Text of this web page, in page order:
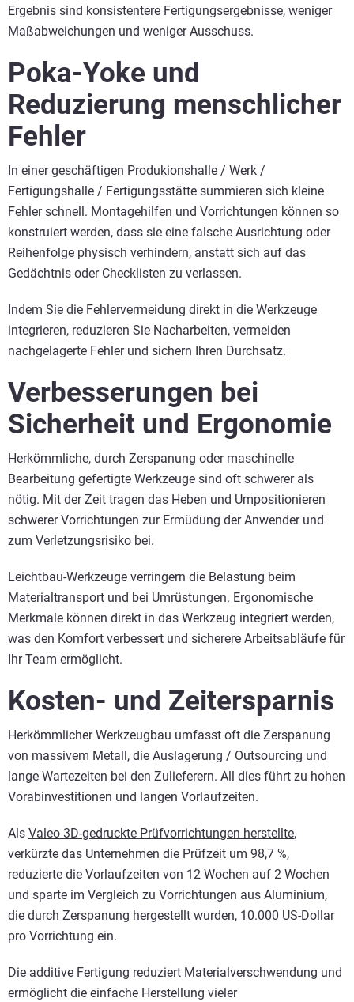
Ergebnis sind konsistentere Fertigungsergebnisse, weniger
Maßabweichungen und weniger Ausschuss.
Poka-Yoke und
Reduzierung menschlicher
Fehler
In einer geschäftigen Produkionshalle / Werk /
Fertigungshalle / Fertigungsstätte summieren sich kleine
Fehler schnell. Montagehilfen und Vorrichtungen können so
konstruiert werden, dass sie eine falsche Ausrichtung oder
Reihenfolge physisch verhindern, anstatt sich auf das
Gedächtnis oder Checklisten zu verlassen.
Indem Sie die Fehlervermeidung direkt in die Werkzeuge
integrieren, reduzieren Sie Nacharbeiten, vermeiden
nachgelagerte Fehler und sichern Ihren Durchsatz.
Verbesserungen bei
Sicherheit und Ergonomie
Herkömmliche, durch Zerspanung oder maschinelle
Bearbeitung gefertigte Werkzeuge sind oft schwerer als
nötig. Mit der Zeit tragen das Heben und Umpositionieren
schwerer Vorrichtungen zur Ermüdung der Anwender und
zum Verletzungsrisiko bei.
Leichtbau-Werkzeuge verringern die Belastung beim
Materialtransport und bei Umrüstungen. Ergonomische
Merkmale können direkt in das Werkzeug integriert werden,
was den Komfort verbessert und sicherere Arbeitsabläufe für
Ihr Team ermöglicht.
Kosten- und Zeitersparnis
Herkömmlicher Werkzeugbau umfasst oft die Zerspanung
von massivem Metall, die Auslagerung / Outsourcing und
lange Wartezeiten bei den Zulieferern. All dies führt zu hohen
Vorabinvestitionen und langen Vorlaufzeiten.
Als Valeo 3D-gedruckte Prüfvorrichtungen herstellte,
verkürzte das Unternehmen die Prüfzeit um 98,7 %,
reduzierte die Vorlaufzeiten von 12 Wochen auf 2 Wochen
und sparte im Vergleich zu Vorrichtungen aus Aluminium,
die durch Zerspanung hergestellt wurden, 10.000 US-Dollar
pro Vorrichtung ein.
Die additive Fertigung reduziert Materialverschwendung und
ermöglicht die einfache Herstellung vieler